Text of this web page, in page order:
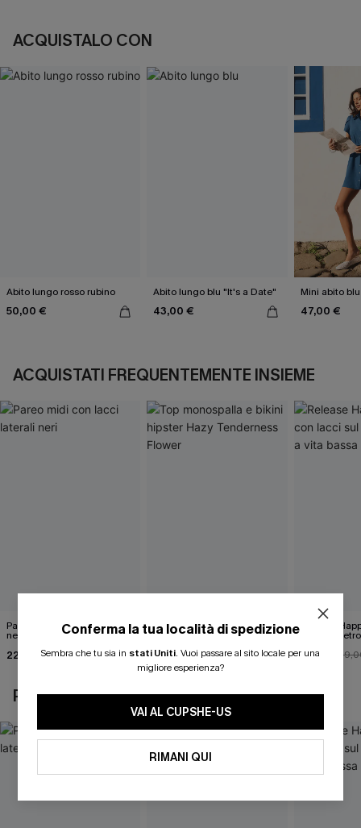
ACQUISTALO CON
Abito lungo rosso rubino
50,00 €
Abito lungo blu "It's a Date"
43,00 €
Mini abito
47,00 €
ACQUISTATI FREQUENTEMENTE INSIEME
Pareo midi con lacci laterali
neri
22,00 €24,00 €
Top monospalla e bikini
hipster Hazy Tenderness
35,00 €
Release
lacci sul
31,00 €
POTREBBE INTERESSARTI ANCHE
Conferma la tua località di spedizione
Sembra che tu sia in stati Uniti. Vuoi passare al sito locale per una
migliore esperienza?
VAI AL CUPSHE-US
RIMANI QUI